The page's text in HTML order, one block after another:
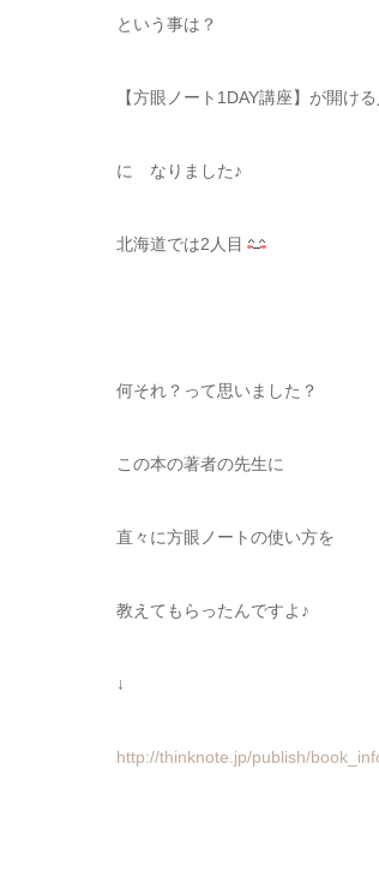
という事は？
【方眼ノート1DAY講座】が開ける
に なりました♪
北海道では2人目
何それ？って思いました？
この本の著者の先生に
直々に方眼ノートの使い方を
教えてもらったんですよ♪
↓
http://thinknote.jp/publish/